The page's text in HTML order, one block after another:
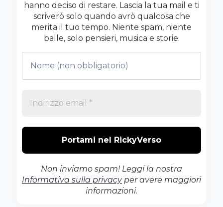
hanno deciso di restare. Lascia la tua mail e ti
scriverò solo quando avrò qualcosa che
merita il tuo tempo. Niente spam, niente
balle, solo pensieri, musica e storie.
Non inviamo spam! Leggi la nostra
Informativa sulla privacyper avere maggiori
informazioni.